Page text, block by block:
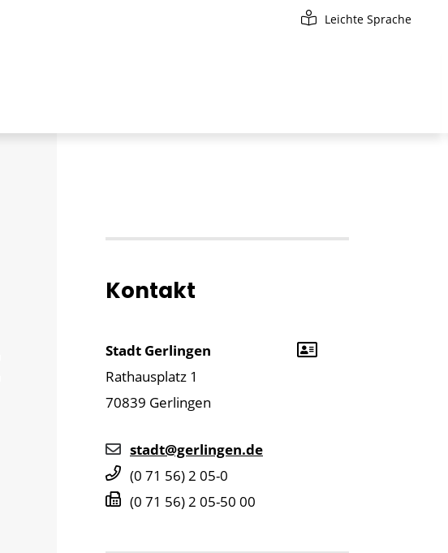
Leichte Sprache
Kontakt
Stadt Gerlingen
Rathausplatz 1
70839 Gerlingen
stadt@gerlingen.de
(0 71 56) 2 05-0
(0 71 56) 2 05-50 00